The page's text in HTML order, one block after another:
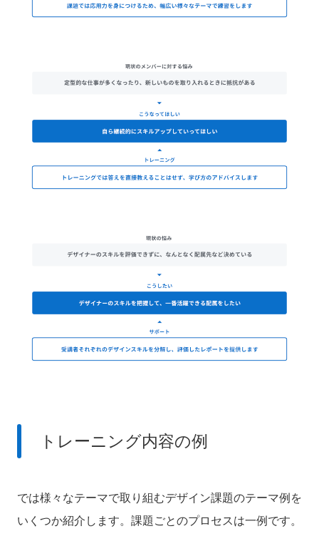
トレーニング内容の例
では様々なテーマで取り組むデザイン課題のテーマ例を
いくつか紹介します。 課題ごとのプロセスは一例です。